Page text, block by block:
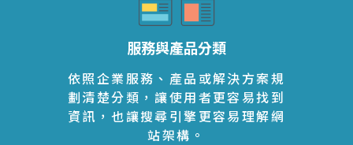
服務與產品分類
依照企業服務、產品或解決方案規
劃清楚分類，讓使用者更容易找到
資訊，也讓搜尋引擎更容易理解網
站架構。